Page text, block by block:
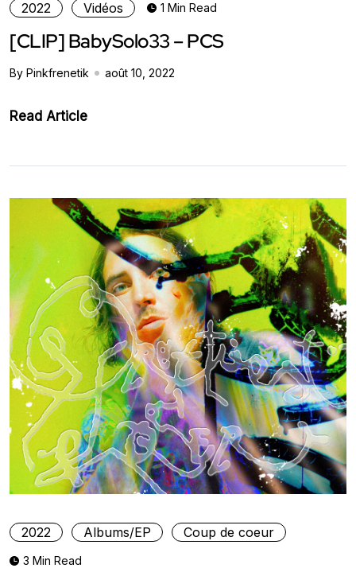
2022 Vidéos 1 Min Read
[CLIP] BabySolo33 – PCS
By Pinkfrenetik août 10, 2022
Read Article
2022 Albums/EP Coup de coeur
3 Min Read